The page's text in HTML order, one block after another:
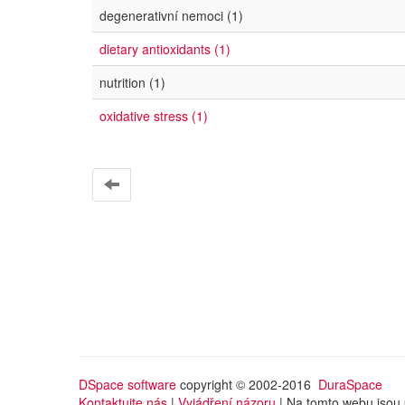
degenerativní nemoci (1)
dietary antioxidants (1)
nutrition (1)
oxidative stress (1)
DSpace software copyright © 2002-2016 DuraSpace